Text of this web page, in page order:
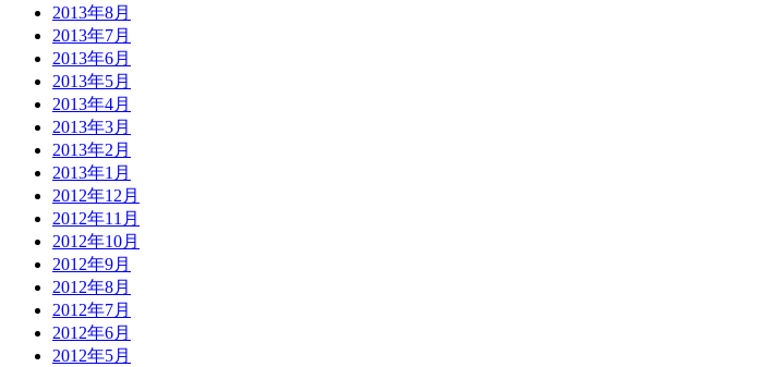
2013年8月
2013年7月
2013年6月
2013年5月
2013年4月
2013年3月
2013年2月
2013年1月
2012年12月
2012年11月
2012年10月
2012年9月
2012年8月
2012年7月
2012年6月
2012年5月